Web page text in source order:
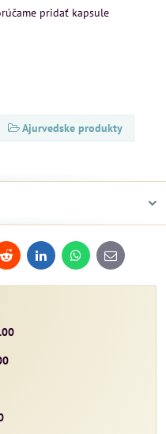
pridať kapsule
Ajurvedske produkty
Reddit LinkedInWhatsApp
E-
mail